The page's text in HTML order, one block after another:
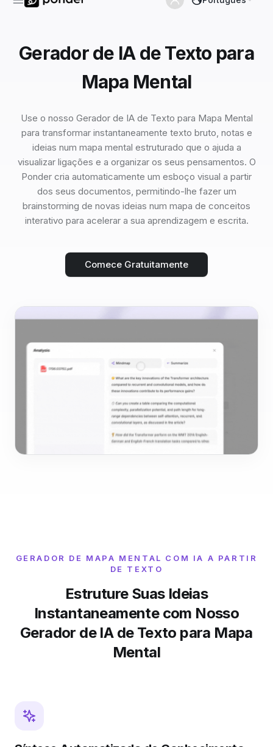
Gerador de IA de Texto para
Mapa Mental
Use o nosso Gerador de IA de Texto para Mapa Mental
para transformar instantaneamente texto bruto, notas e
ideias num mapa mental estruturado que o ajuda a
visualizar ligações e a organizar os seus pensamentos. O
Ponder cria automaticamente um esboço visual a partir
dos seus documentos, permitindo-lhe fazer um
brainstorming de novas ideias num mapa de conceitos
interativo para acelerar a sua aprendizagem e escrita.
Comece Gratuitamente
GERADOR DE MAPA MENTAL COM IA A PARTIR
DE TEXTO
Estruture Suas Ideias
Instantaneamente com Nosso
Gerador de IA de Texto para Mapa
Mental